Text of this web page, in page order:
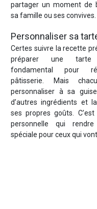
partager un moment de
sa famille ou ses convives.
Personnaliser sa
Certes suivre la recette
préparer une
fondamental pour
pâtisserie. Mais
personnaliser à sa
d’autres ingrédients et
ses propres goûts.
personnelle qui
spéciale pour ceux qui